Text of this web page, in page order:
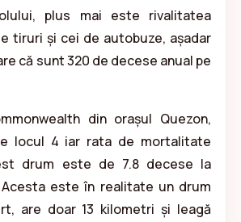
plus mai este rivalitatea
tiruri și cei de autobuze, așadar
că sunt 320 de decese anual pe
din orașul Quezon,
locul 4 iar rata de mortalitate
drum este de 7.8 decese la
este în realitate un drum
are doar 13 kilometri și leagă